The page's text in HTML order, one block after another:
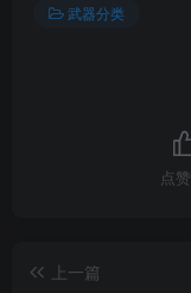
武器分类
点赞
上一篇